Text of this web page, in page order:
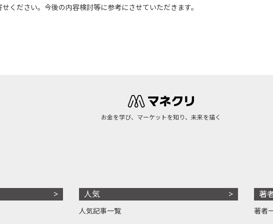
ください。今後の内容検討等に参考にさせていただきます。
お金を学び、マーケットを知り、未来を描く
人気
人気記事一覧
著
著者